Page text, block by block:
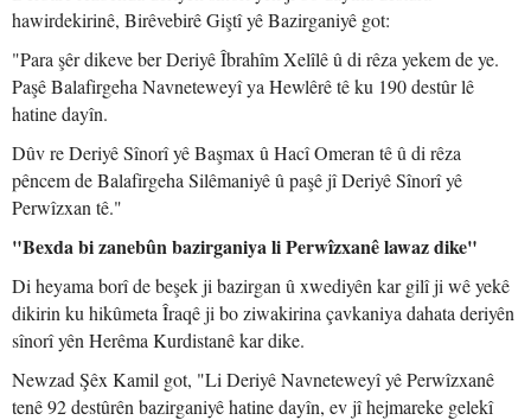
hawirdekirinê, Birêvebirê Giştî yê Bazirganiyê got:
"Para şêr dikeve ber Deriyê Îbrahîm Xelîlê û di rêza yekem de ye.
Paşê Balafirgeha Navneteweyî ya Hewlêrê tê ku 190 destûr lê
hatine dayîn.
Dûv re Deriyê Sînorî yê Başmax û Hacî Omeran tê û di rêza
pêncem de Balafirgeha Silêmaniyê û paşê jî Deriyê Sînorî yê
Perwîzxan tê."
"Bexda bi zanebûn bazirganiya li Perwîzxanê lawaz dike"
Di heyama borî de beşek ji bazirgan û xwediyên kar gilî ji wê yekê
dikirin ku hikûmeta Îraqê ji bo ziwakirina çavkaniya dahata deriyên
sînorî yên Herêma Kurdistanê kar dike.
Newzad Şêx Kamil got, "Li Deriyê Navneteweyî yê Perwîzxanê
tenê 92 destûrên bazirganiyê hatine dayîn, ev jî hejmareke gelekî